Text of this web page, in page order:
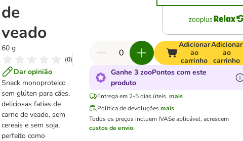
de
veado
60 g
(0)
Dar opinião
Snack monoproteico
sem glúten para cães,
deliciosas fatias de
carne de veado, sem
cereais e sem soja,
perfeito como
Adicionar
ao
carrinho
Adicionar
ao
carrinho
Ganhe 3 zooPontos com este
produto
Entrega em 2-5 dias úteis. mais
Política de devoluções mais
Todos os preços incluem IVASe aplicável, acrescem
custos de envio.